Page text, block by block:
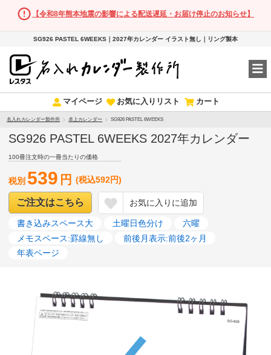
【令和8年熊本地震の影響による配送遅延・お届け停止のお知らせ】
SG926 PASTEL 6WEEKS｜2027年カレンダー イラスト無し｜リング製本
マイページ お気に入りリスト カート
名入れカレンダー製作所 卓上カレンダー SG926 PASTEL 6WEEKS
SG926 PASTEL 6WEEKS 2027年カレンダー
100冊注文時の一冊当たりの価格
税別 539 円 (税込592円)
ご注文はこちら お気に入りに追加
書き込みスペース大 土曜日色分け
六曜
メモスペース:罫線無し
前後月表示:前後2ヶ月
年表ページ